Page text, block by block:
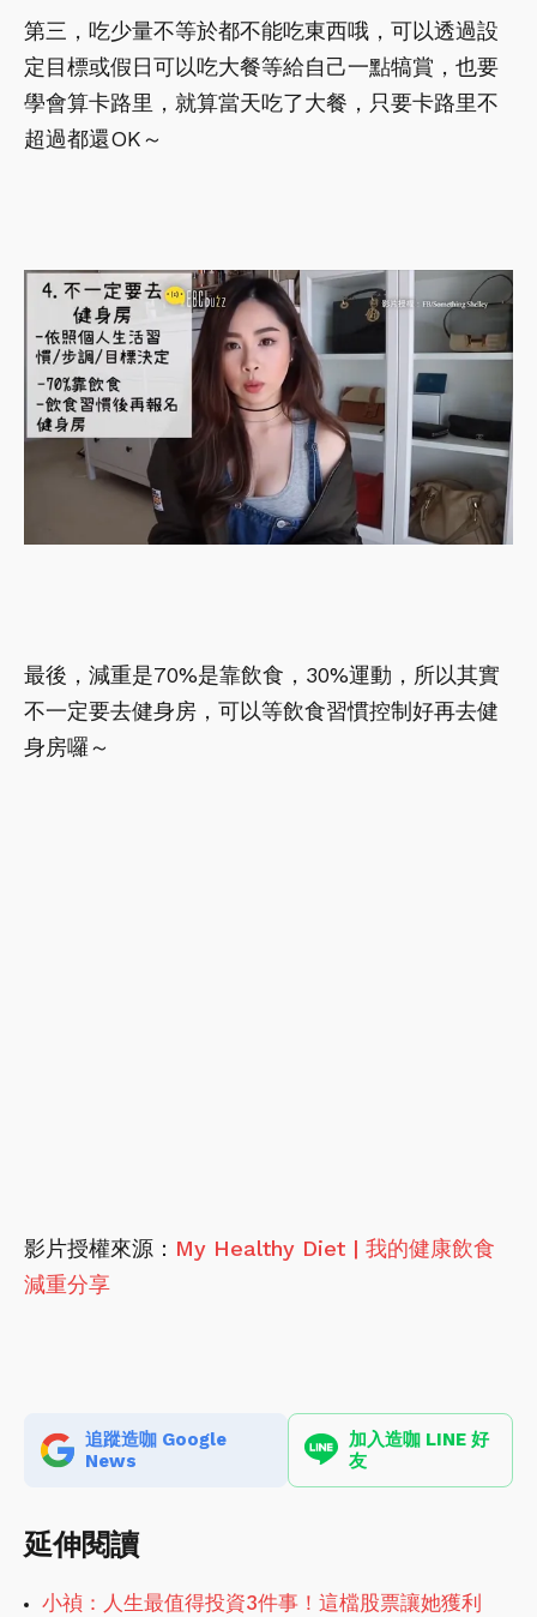
第三，吃少量不等於都不能吃東西哦，可以透過設
定目標或假日可以吃大餐等給自己一點犒賞，也要
學會算卡路里，就算當天吃了大餐，只要卡路里不
超過都還OK～
最後，減重是70%是靠飲食，30%運動，所以其實
不一定要去健身房，可以等飲食習慣控制好再去健
身房囉～
影片授權來源： My Healthy Diet | 我的健康飲食
減重分享
追蹤造咖 Google
News
加入造咖 LINE 好
友
延伸閱讀
小禎：人生最值得投資3件事！這檔股票讓她獲利